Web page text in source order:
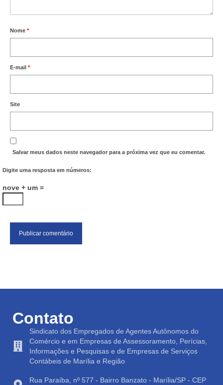
Nome *
E-mail *
Site
Salvar meus dados neste navegador para a próxima vez que eu comentar.
Digite uma resposta em números:
nove + um =
Contato
Sindicato dos Empregados de Agentes Autônomos do
Comércio e em Empresas de Assessoramento, Perícias,
Informações e Pesquisas e de Empresas de Serviços
Contábeis de Marília e Região
Rua Paraíba, nº 577 - Bairro Banzato - Marília/SP - CEP